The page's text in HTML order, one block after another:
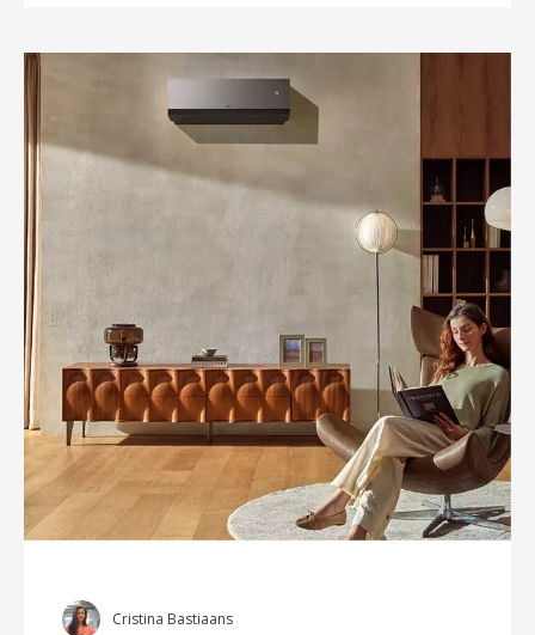
Cristina Bastiaans